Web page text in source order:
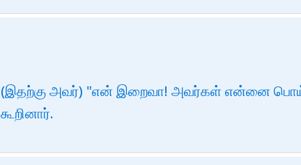
(இதற்கு அவர்) "என் இறைவா! அவர்கள் என்னை
கூறினார்.